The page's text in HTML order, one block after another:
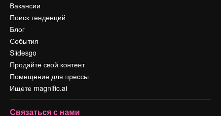
Вакансии
Поиск тенденций
Блог
События
Slidesgo
Продайте свой контент
Помещение для прессы
Ищете magnific.ai
Связаться с нами